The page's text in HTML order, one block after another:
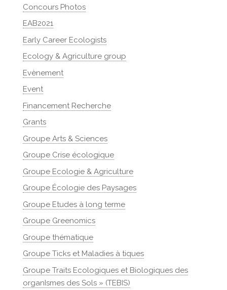
Concours Photos
EAB2021
Early Career Ecologists
Ecology & Agriculture group
Evènement
Event
Financement Recherche
Grants
Groupe Arts & Sciences
Groupe Crise écologique
Groupe Ecologie & Agriculture
Groupe Écologie des Paysages
Groupe Etudes à long terme
Groupe Greenomics
Groupe thématique
Groupe Ticks et Maladies à tiques
Groupe Traits Ecologiques et Biologiques des
organIsmes des Sols » (TEBIS)